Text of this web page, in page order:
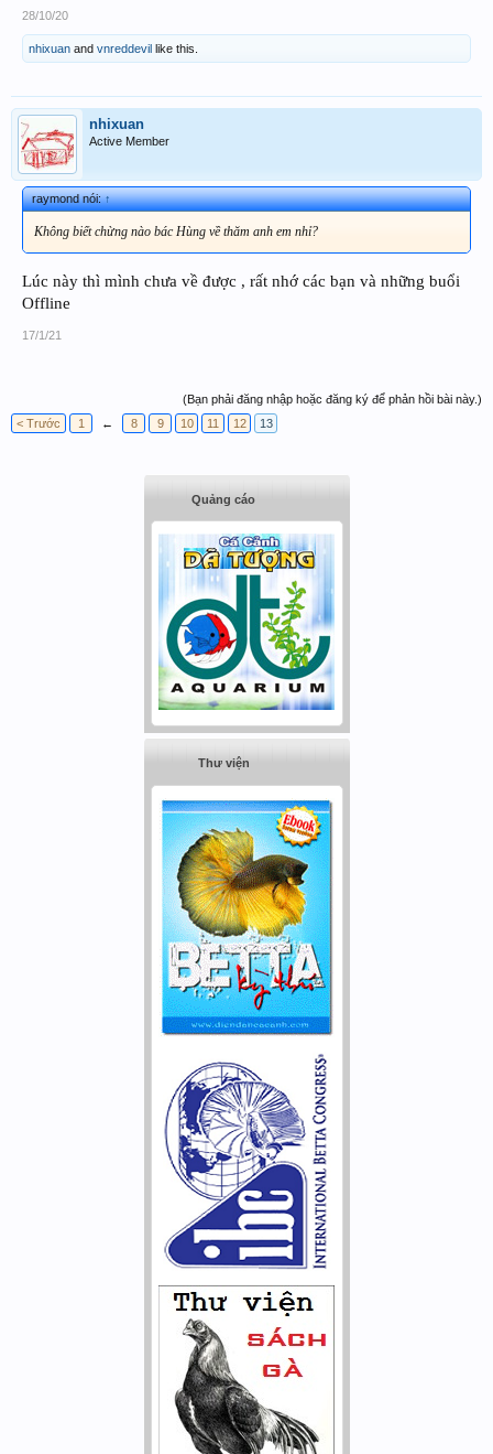
28/10/20
nhixuan and vnreddevil like this.
nhixuan
Active Member
raymond nói:↑
Không biết chừng nào bác Hùng về thăm anh em nhỉ?
Lúc này thì mình chưa về được , rất nhớ các bạn và những buổi
Offline
17/1/21
(Bạn phải đăng nhập hoặc đăng ký để phản hồi bài này.)
< Trước
1 ← 8 9 10 11 12 13
Quảng cáo
Thư viện